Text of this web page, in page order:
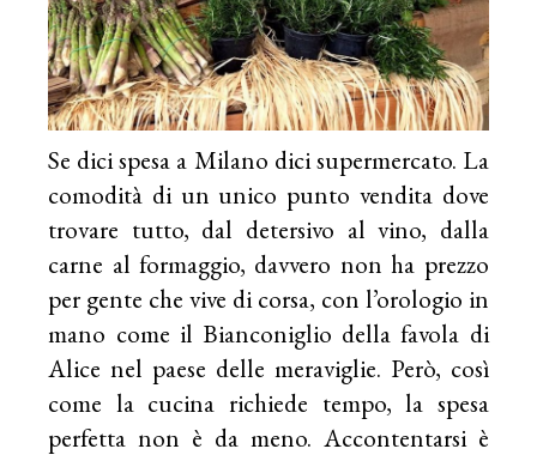
Se dici spesa a Milano dici supermercato. La
comodità di un unico punto vendita dove
trovare tutto, dal detersivo al vino, dalla
carne al formaggio, davvero non ha prezzo
per gente che vive di corsa, con l’orologio in
mano come il Bianconiglio della favola di
Alice nel paese delle meraviglie. Però, così
come la cucina richiede tempo, la spesa
perfetta non è da meno. Accontentarsi è